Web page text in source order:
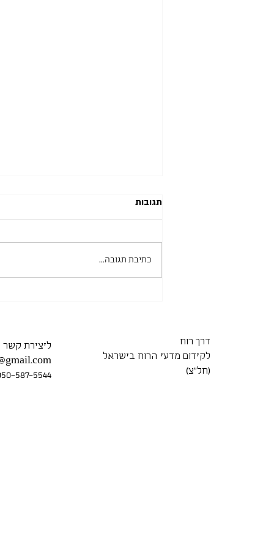
תגובות
כתיבת תגובה...
ליצירת קשר
587-5544
דרך רוח
לקידום מדעי הרוח בישראל
(חל״צ)